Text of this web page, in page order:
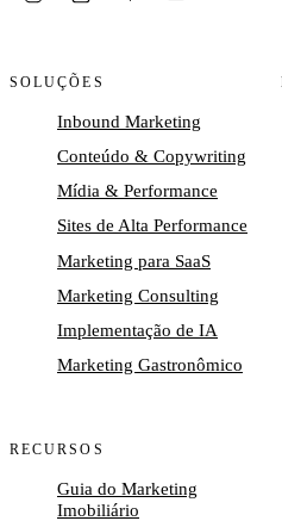
SOLUÇÕES
Inbound Marketing
Conteúdo & Copywriting
Mídia & Performance
Sites de Alta Performance
Marketing para SaaS
Marketing Consulting
Implementação de IA
Marketing Gastronômico
RECURSOS
Guia do Marketing
Imobiliário